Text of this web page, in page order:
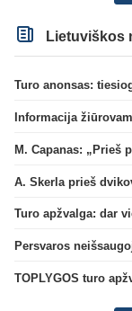
Lietuviškos
Turo anonsas:
Informacija
Turo apžvalga: dar
TOPLYGOS turo